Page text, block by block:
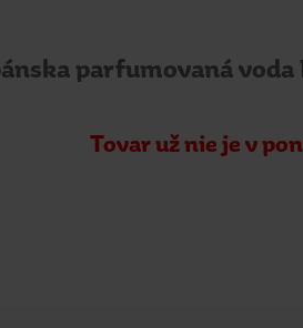
parfumovaná voda
Tovar už nie je v